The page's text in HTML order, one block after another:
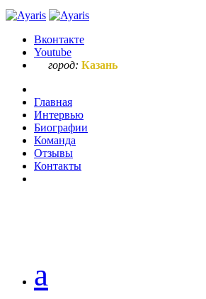
Вконтакте
Youtube
город: Казань
Главная
Интервью
Биографии
Команда
Отзывы
Контакты
а